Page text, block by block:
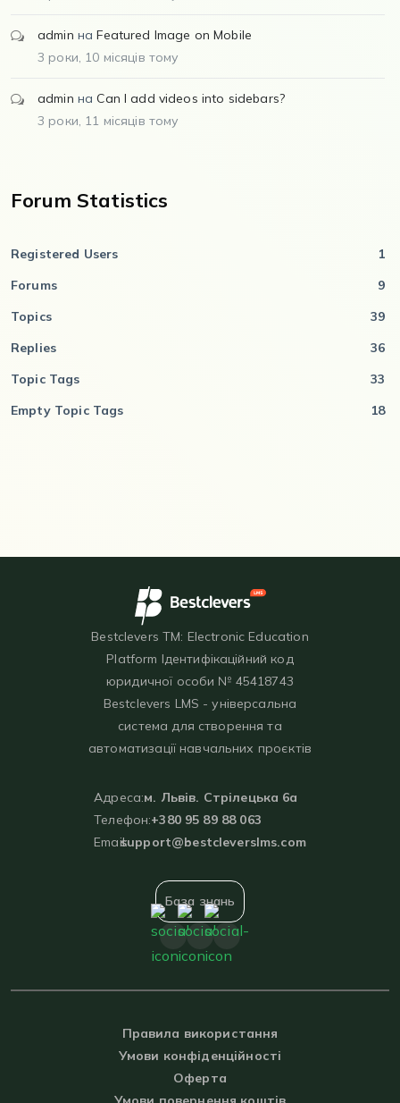
admin наFeatured Image on Mobile
3 роки, 10 місяців тому
admin наCan I add videos into sidebars?
3 роки, 11 місяців тому
Forum Statistics
Registered Users
1
Forums
9
Topics
39
Replies
36
Topic Tags
33
Empty Topic Tags
18
Bestclevers TM: Electronic Education
Platform Ідентифікаційний код
юридичної особи № 45418743
Bestclevers LMS - універсальна
система для створення та
автоматизації навчальних проєктів
Адреса:м. Львів. Стрілецька 6а
Телефон:+380 95 89 88 063
Email:support@bestcleverslms.com
База знань
Правила використання
Умови конфіденційності
Оферта